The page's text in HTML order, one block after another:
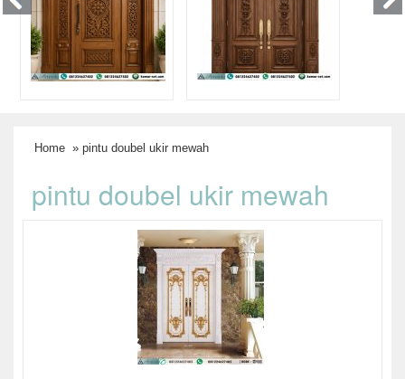
Home » pintu doubel ukir mewah
pintu doubel ukir mewah